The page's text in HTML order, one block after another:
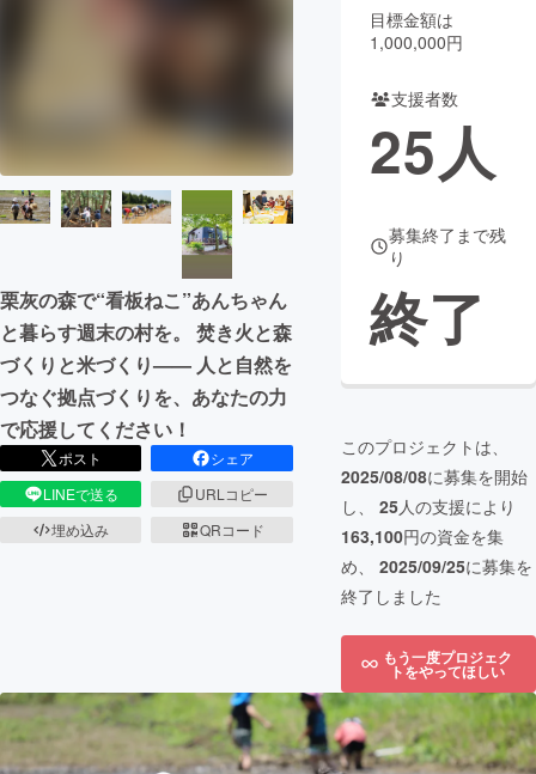
CAMPFIREふるさと納税
コミュニティ
栗灰の森で“看板ねこ”あんちゃん
と暮らす週末の村を。 焚き火と森
づくりと米づくり—— 人と自然を
つなぐ拠点づくりを、あなたの力
で応援してください！
ポスト
シェア
LINEで送る
URLコピー
埋め込み
QRコード
目標金額は
1,000,000円
支援者数
25人
募集終了まで残
り
終了
このプロジェクトは、
2025/08/08に募集を開始
し、 25人の支援により
163,100円の資金を集
め、 2025/09/25に募集を
終了しました
もう一度プロジェク
トをやってほしい